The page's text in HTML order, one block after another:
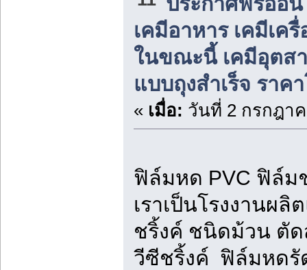
เคมีอาหาร เคมีเค
ในขณะนี้ เคมีอุตส
แบบถุงสำเร็จ ราค
« เมื่อ: วันที่ 2 กรกฎาค
ฟิล์มหด PVC ฟิล์ม
เราเป็นโรงงานผ
ชริ้งค์ ชนิดม้วน ตัด
วีซีชริ้งค์ ฟิล์มหดรั